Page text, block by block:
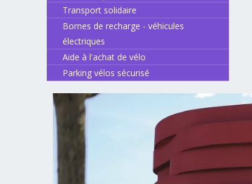
Transport solidaire
Bornes de recharge - véhicules
électriques
Aide à l'achat de vélo
Parking vélos sécurisé